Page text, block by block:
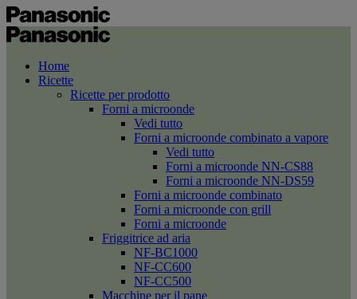
Home
Ricette
Ricette per prodotto
Forni a microonde
Vedi tutto
Forni a microonde combinato a vapore
Vedi tutto
Forni a microonde NN-CS88
Forni a microonde NN-DS59
Forni a microonde combinato
Forni a microonde con grill
Forni a microonde
Friggitrice ad aria
NF-BC1000
NF-CC600
NF-CC500
Macchine per il pane